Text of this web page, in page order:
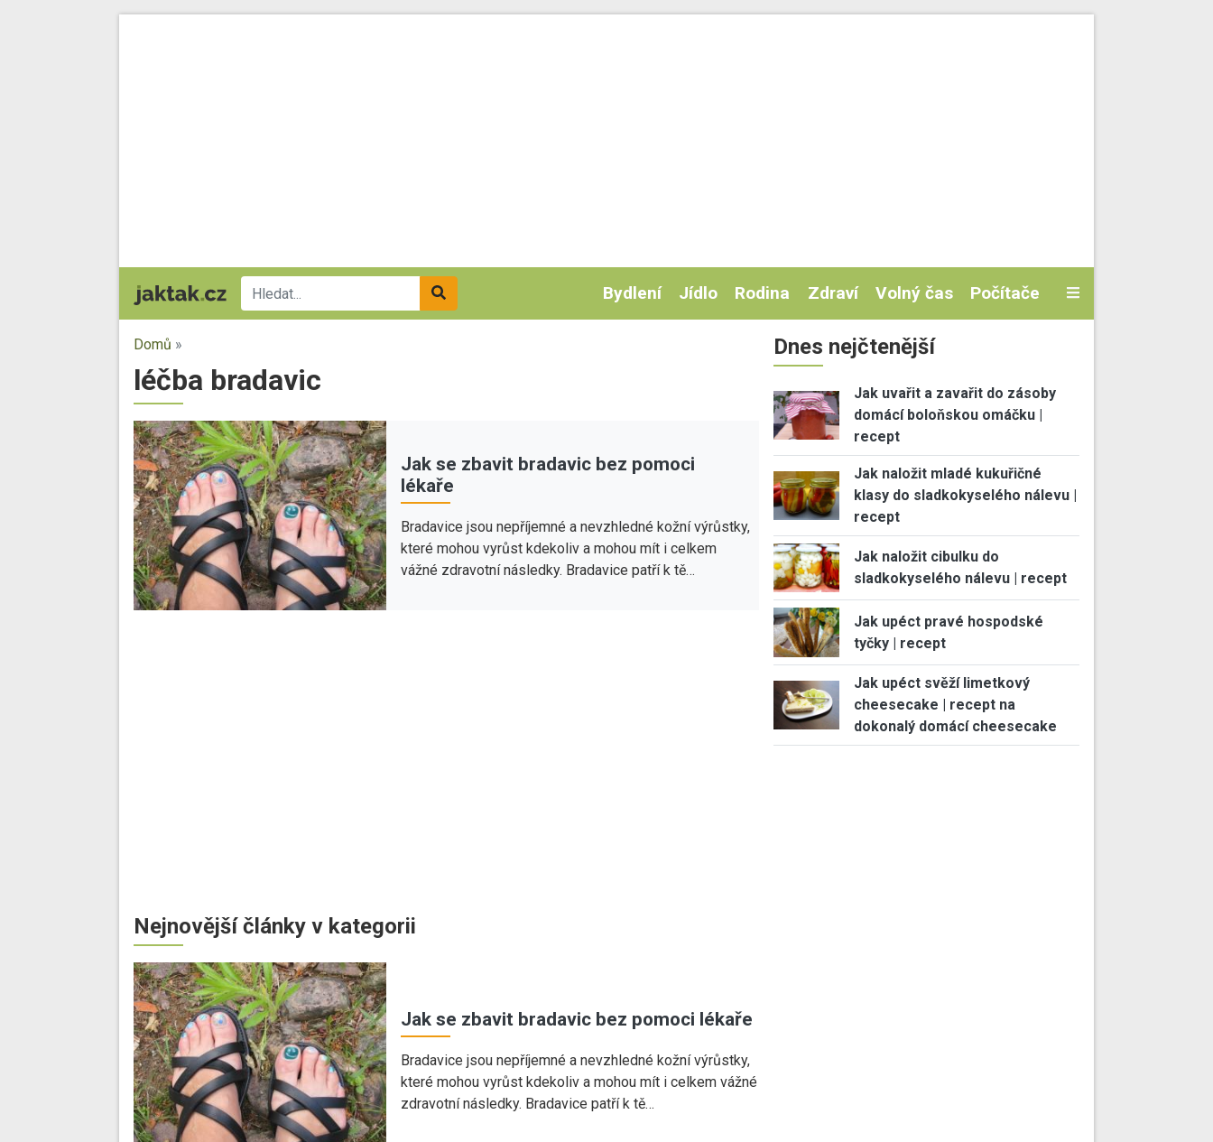
Bydlení Jídlo Rodina Zdraví Volný čas Počítače
Domů »
léčba bradavic
Jak se zbavit bradavic bez pomoci
lékaře
Bradavice jsou nepříjemné a nevzhledné kožní výrůstky,
které mohou vyrůst kdekoliv a mohou mít i celkem
vážné zdravotní následky. Bradavice patří k tě…
Nejnovější články v kategorii
Jak se zbavit bradavic bez pomoci lékaře
Bradavice jsou nepříjemné a nevzhledné kožní výrůstky,
které mohou vyrůst kdekoliv a mohou mít i celkem vážné
zdravotní následky. Bradavice patří k tě…
Dnes nejčtenější
Jak uvařit a zavařit do zásoby
domácí boloňskou omáčku |
recept
Jak naložit mladé kukuřičné
klasy do sladkokyselého nálevu |
recept
Jak naložit cibulku do
sladkokyselého nálevu | recept
Jak upéct pravé hospodské
tyčky | recept
Jak upéct svěží limetkový
cheesecake | recept na
dokonalý domácí cheesecake